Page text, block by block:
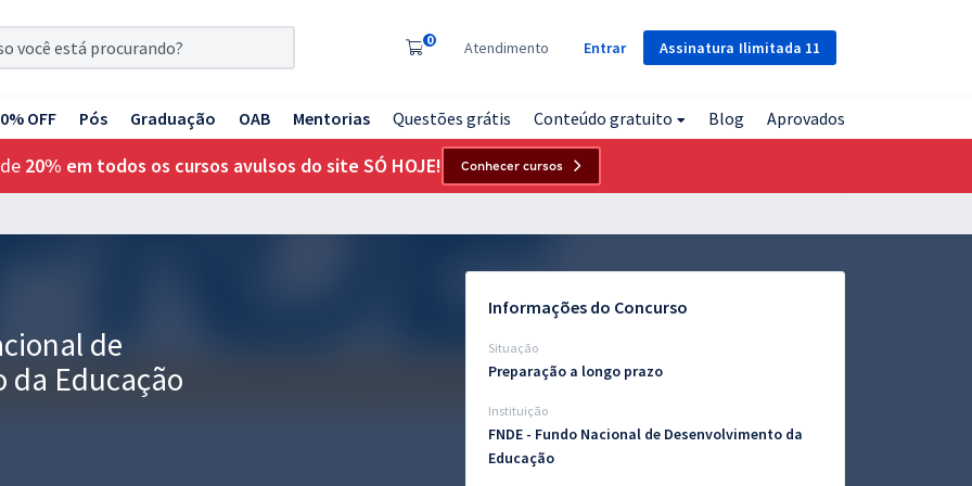
Assinatura Ilimitada 11
0 Atendimento Entrar
OFF Pós Graduação OAB Mentorias Questões grátis Conteúdo gratuito Blog Aprovados
20% em todos os cursos avulsos do site SÓ HOJE! Conhecer cursos
de
da Educação
Informações do Concurso
Situação
Preparação a longo prazo
Instituição
FNDE - Fundo Nacional de Desenvolvimento da
Educação